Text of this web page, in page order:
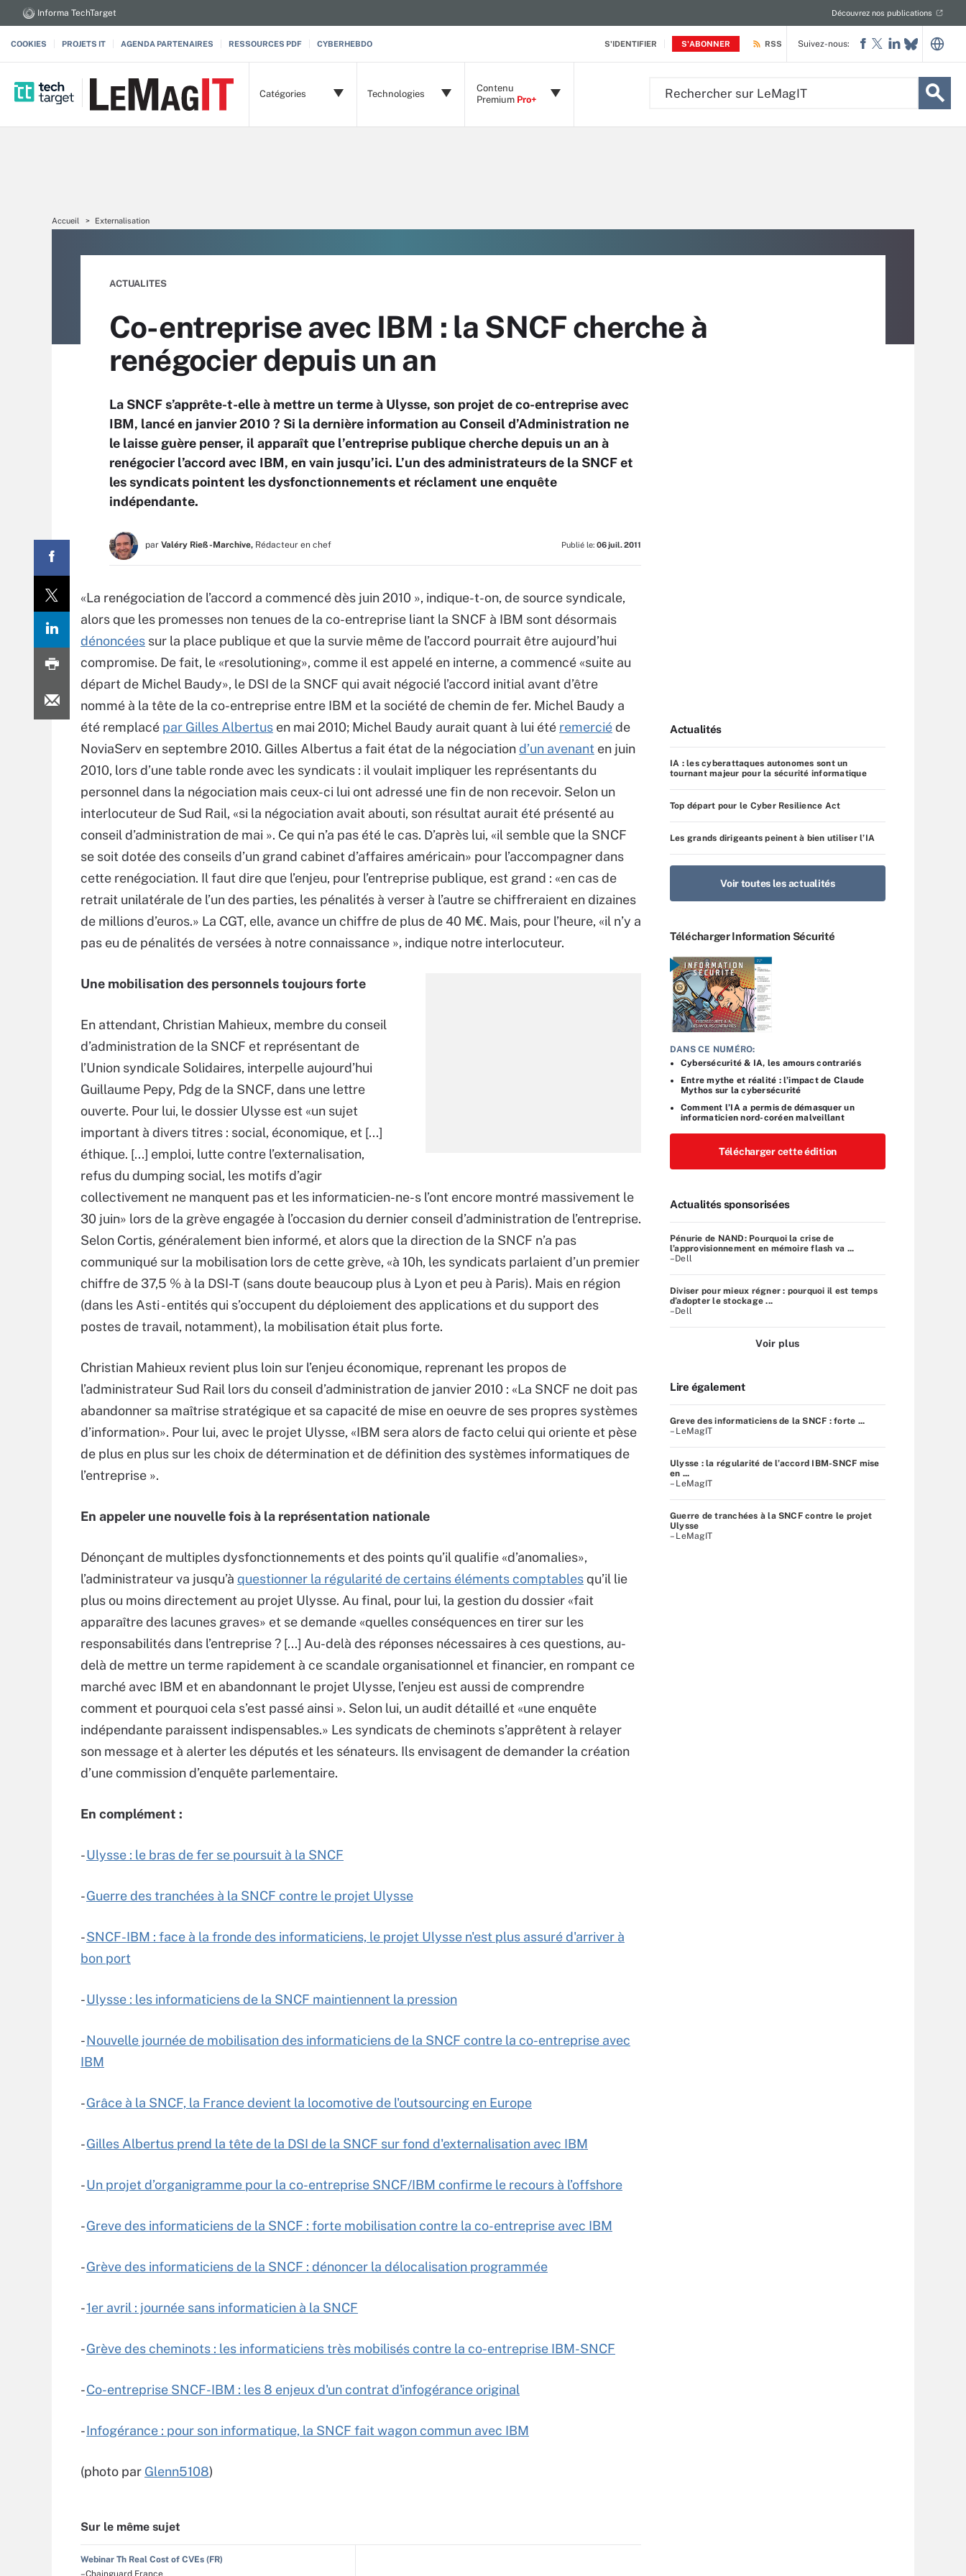
S'IDENTIFIER S'ABONNER
Informa TechTarget Découvrez nos publications
COOKIES PROJETS IT AGENDA PARTENAIRES RESSOURCES PDF CYBERHEBDO RSS
Catégories Technologies
Contenu
Premium Pro+
Suivez-nous:
Accueil Externalisation
ACTUALITES
Co-entreprise avec IBM : la SNCF cherche à
renégocier depuis un an
La SNCF s’apprête-t-elle à mettre un terme à Ulysse, son projet de co-entreprise avec
IBM, lancé en janvier 2010 ? Si la dernière information au Conseil d’Administration ne
le laisse guère penser, il apparaît que l’entreprise publique cherche depuis un an à
renégocier l’accord avec IBM, en vain jusqu’ici. L’un des administrateurs de la SNCF et
les syndicats pointent les dysfonctionnements et réclament une enquête
indépendante.
par Valéry Rieß-Marchive, Rédacteur en chef Publié le: 06 juil. 2011
«La renégociation de l’accord a commencé dès juin 2010 », indique-t-on, de source syndicale,
alors que les promesses non tenues de la co-entreprise liant la SNCF à IBM sont désormais
dénoncées sur la place publique et que la survie même de l’accord pourrait être aujourd’hui
compromise. De fait, le «resolutioning», comme il est appelé en interne, a commencé «suite au
départ de Michel Baudy», le DSI de la SNCF qui avait négocié l’accord initial avant d’être
nommé à la tête de la co-entreprise entre IBM et la société de chemin de fer. Michel Baudy a
été remplacé par Gilles Albertus en mai 2010; Michel Baudy aurait quant à lui été remerciéde
NoviaServ en septembre 2010. Gilles Albertus a fait état de la négociationd’un avenant en juin
2010, lors d’une table ronde avec les syndicats : il voulait impliquer les représentants du
personnel dans la négociation mais ceux-ci lui ont adressé une fin de non recevoir. Selon un
interlocuteur de Sud Rail, «si la négociation avait abouti, son résultat aurait été présenté au
conseil d’administration de mai ». Ce qui n’a pas été le cas. D’après lui, «il semble que la SNCF
se soit dotée des conseils d’un grand cabinet d’affaires américain» pour l’accompagner dans
cette renégociation. Il faut dire que l’enjeu, pour l’entreprise publique, est grand : «en cas de
retrait unilatérale de l’un des parties, les pénalités à verser à l’autre se chiffreraient en dizaines
de millions d’euros.» La CGT, elle, avance un chiffre de plus de 40 M€. Mais, pour l’heure, «il n’y a
pas eu de pénalités de versées à notre connaissance », indique notre interlocuteur.
Une mobilisation des personnels toujours forte
En attendant, Christian Mahieux, membre du conseil
d’administration de la SNCF et représentant de
l’Union syndicale Solidaires, interpelle aujourd’hui
Guillaume Pepy, Pdg de la SNCF, dans une lettre
ouverte. Pour lui, le dossier Ulysse est «un sujet
important à divers titres : social, économique, et [...]
éthique. [...] emploi, lutte contre l’externalisation,
refus du dumping social, les motifs d’agir
collectivement ne manquent pas et les informaticien-ne-s l’ont encore montré massivement le
30 juin» lors de la grève engagée à l’occasion du dernier conseil d’administration de l’entreprise.
Selon Cortis, généralement bien informé, et alors que la direction de la SNCF n’a pas
communiqué sur la mobilisation lors de cette grève, «à 10h, les syndicats parlaient d’un premier
chiffre de 37,5 % à la DSI-T (sans doute beaucoup plus à Lyon et peu à Paris). Mais en région
(dans les Asti - entités qui s’occupent du déploiement des applications et du support des
postes de travail, notamment), la mobilisation était plus forte.
Christian Mahieux revient plus loin sur l’enjeu économique, reprenant les propos de
l’administrateur Sud Rail lors du conseil d’administration de janvier 2010 : «La SNCF ne doit pas
abandonner sa maîtrise stratégique et sa capacité de mise en oeuvre de ses propres systèmes
d’information». Pour lui, avec le projet Ulysse, «IBM sera alors de facto celui qui oriente et pèse
de plus en plus sur les choix de détermination et de définition des systèmes informatiques de
l’entreprise ».
En appeler une nouvelle fois à la représentation nationale
Dénonçant de multiples dysfonctionnements et des points qu’il qualifie «d’anomalies»,
l’administrateur va jusqu’à questionner la régularité de certains éléments comptablesqu’il lie
plus ou moins directement au projet Ulysse. Au final, pour lui, la gestion du dossier «fait
apparaître des lacunes graves» et se demande «quelles conséquences en tirer sur les
responsabilités dans l’entreprise ? [...] Au-delà des réponses nécessaires à ces questions, au-
delà de mettre un terme rapidement à ce scandale organisationnel et financier, en rompant ce
marché avec IBM et en abandonnant le projet Ulysse, l’enjeu est aussi de comprendre
comment et pourquoi cela s’est passé ainsi ». Selon lui, un audit détaillé et «une enquête
indépendante paraissent indispensables.» Les syndicats de cheminots s’apprêtent à relayer
son message et à alerter les députés et les sénateurs. Ils envisagent de demander la création
d’une commission d’enquête parlementaire.
En complément :
-Ulysse : le bras de fer se poursuit à la SNCF
-Guerre des tranchées à la SNCF contre le projet Ulysse
-SNCF-IBM : face à la fronde des informaticiens, le projet Ulysse n'est plus assuré d'arriver à
bon port
-Ulysse : les informaticiens de la SNCF maintiennent la pression
-Nouvelle journée de mobilisation des informaticiens de la SNCF contre la co-entreprise avec
IBM
-Grâce à la SNCF, la France devient la locomotive de l'outsourcing en Europe
-Gilles Albertus prend la tête de la DSI de la SNCF sur fond d'externalisation avec IBM
-Un projet d’organigramme pour la co-entreprise SNCF/IBM confirme le recours à l’offshore
-Greve des informaticiens de la SNCF : forte mobilisation contre la co-entreprise avec IBM
-Grève des informaticiens de la SNCF : dénoncer la délocalisation programmée
-1er avril : journée sans informaticien à la SNCF
-Grève des cheminots : les informaticiens très mobilisés contre la co-entreprise IBM-SNCF
-Co-entreprise SNCF-IBM : les 8 enjeux d'un contrat d'infogérance original
-Infogérance : pour son informatique, la SNCF fait wagon commun avec IBM
(photo par Glenn5108)
Sur le même sujet
Webinar Th Real Cost of CVEs (FR)
–Chainguard France
Actualités
IA : les cyberattaques autonomes sont un
tournant majeur pour la sécurité informatique
Top départ pour le Cyber Resilience Act
Les grands dirigeants peinent à bien utiliser l’IA
Voir toutes les actualités
Télécharger Information Sécurité
DANS CE NUMÉRO:
Cybersécurité & IA, les amours contrariés
Entre mythe et réalité : l’impact de Claude
Mythos sur la cybersécurité
Comment l’IA a permis de démasquer un
informaticien nord-coréen malveillant
Télécharger cette édition
Actualités sponsorisées
Pénurie de NAND: Pourquoi la crise de
l’approvisionnement en mémoire flash va ...
–Dell
Diviser pour mieux régner : pourquoi il est temps
d’adopter le stockage ...
–Dell
Voir plus
Lire également
Greve des informaticiens de la SNCF : forte ...
– LeMagIT
Ulysse : la régularité de l’accord IBM-SNCF mise
en ...
– LeMagIT
Guerre de tranchées à la SNCF contre le projet
Ulysse
– LeMagIT